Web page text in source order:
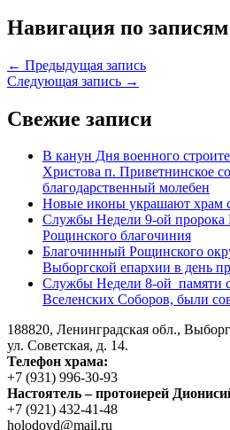
Навигация по записям
← Предыдущая запись
Следующая запись →
Свежие записи
В канун Дня военного
Христова п. Приветнинское
благодарственный молебен
Новые иконы украшают храм
Службы Недели 9-ой пророка
Рощинского благочиния
Благочинный Рощинского
Выборгской епархии в день
Службы Недели 8-ой памяти
Вселенских Соборов, были
188820, Ленинградская обл.,
ул. Советская, д. 14.
Телефон храма:
+7 (931) 996-30-93
Настоятель – протоиерей
+7 (921) 432-41-48
holodovd@mail.ru